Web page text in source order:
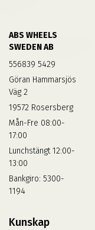
ABS WHEELS
SWEDEN AB
556839 5429
Göran Hammarsjös
Väg 2
19572 Rosersberg
Mån-Fre 08:00-
17:00
Lunchstängt 12:00-
13:00
Bankgiro: 5300-
1194
Kunskap